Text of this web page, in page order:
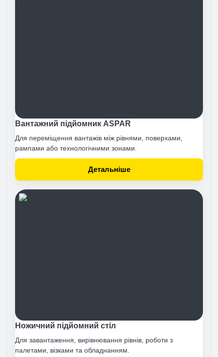
Вантажний підйомник ASPAR
Для переміщення вантажів між рівнями, поверхами,
рампами або технологічними зонами.
Детальніше
Ножичний підйомний стіл
Для завантаження, вирівнювання рівнів, роботи з
палетами, візками та обладнанням.